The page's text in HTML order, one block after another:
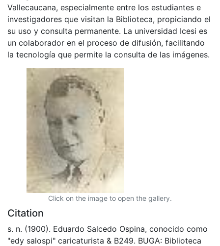
Vallecaucana, especialmente entre los estudiantes e
investigadores que visitan la Biblioteca, propiciando el
su uso y consulta permanente. La universidad Icesi es
un colaborador en el proceso de difusión, facilitando
la tecnología que permite la consulta de las imágenes.
Click on the image to open the gallery.
Citation
s. n. (1900). Eduardo Salcedo Ospina, conocido como
"edy salospi" caricaturista & B249. BUGA: Biblioteca